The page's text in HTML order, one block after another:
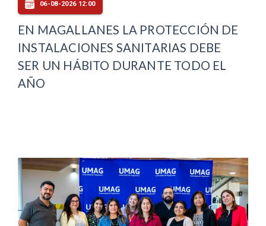
06-08-2026 12:00
EN MAGALLANES LA PROTECCIÓN DE
INSTALACIONES SANITARIAS DEBE
SER UN HÁBITO DURANTE TODO EL
AÑO